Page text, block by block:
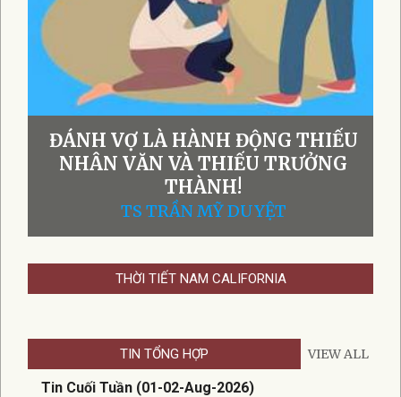
ĐÁNH VỢ LÀ HÀNH ĐỘNG THIẾU
NHÂN VĂN VÀ THIẾU TRƯỞNG
THÀNH!
TS TRẦN MỸ DUYỆT
THỜI TIẾT NAM CALIFORNIA
TIN TỔNG HỢP VIEW ALL
Tin Cuối Tuần (01-02-Aug-2026)